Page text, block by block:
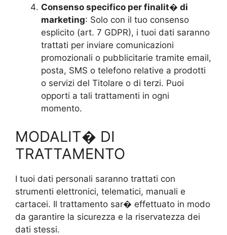
Consenso specifico per finalit� di
marketing: Solo con il tuo consenso
esplicito (art. 7 GDPR), i tuoi dati saranno
trattati per inviare comunicazioni
promozionali o pubblicitarie tramite email,
posta, SMS o telefono relative a prodotti
o servizi del Titolare o di terzi. Puoi
opporti a tali trattamenti in ogni
momento.
MODALIT� DI
TRATTAMENTO
I tuoi dati personali saranno trattati con
strumenti elettronici, telematici, manuali e
cartacei. Il trattamento sar� effettuato in modo
da garantire la sicurezza e la riservatezza dei
dati stessi.